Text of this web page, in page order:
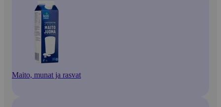
Maito, munat ja rasvat